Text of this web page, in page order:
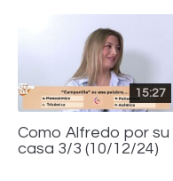
15:27
Como Alfredo por su
casa 3/3 (10/12/24)